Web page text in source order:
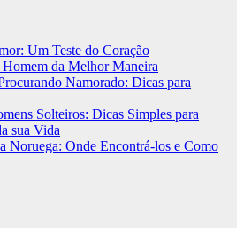
Um Teste do Coração
da Melhor Maneira
Namorado: Dicas para
Solteiros: Dicas Simples para
sua Vida
Noruega: Onde Encontrá-los e Como